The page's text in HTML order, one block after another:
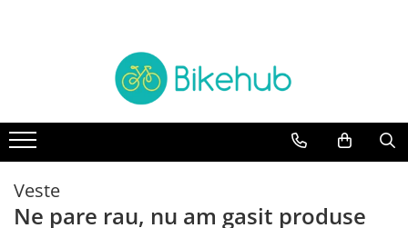
BICICLETE ORAS
MOUNTAIN BIKE
Oras si Fitness
BICICLETE COPII
manete schimbatore & frane
CABLURI & CAMASI
Cadre si Urechi cadru
Rulmenti
Protectii cadru
Trainere
Antifurturi
Bidoane & Suporturi
Ciclocomputere/GPS
Cotiere & Genunchiere
Incalzitoare
Casti
Caciuli, sepci & bandane
Jachete
Veste
Ne pare rau, nu am gasit produse